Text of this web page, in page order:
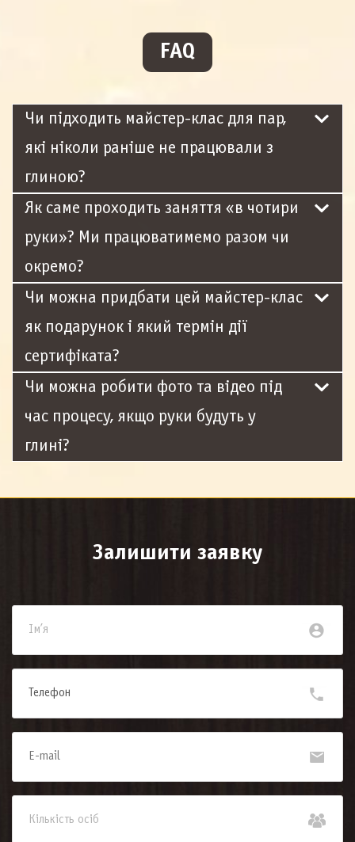
FAQ
Чи підходить майстер-клас для пар,
які ніколи раніше не працювали з
глиною?
Як саме проходить заняття «в чотири
руки»? Ми працюватимемо разом чи
окремо?
Чи можна придбати цей майстер-клас
як подарунок і який термін дії
сертифіката?
Чи можна робити фото та відео під
час процесу, якщо руки будуть у
глині?
Залишити заявку